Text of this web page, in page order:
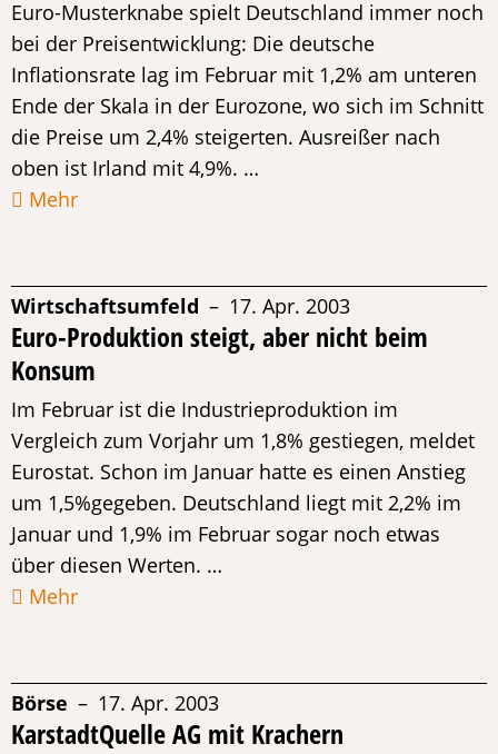
Euro-Musterknabe spielt Deutschland immer noch
bei der Preisentwicklung: Die deutsche
Inflationsrate lag im Februar mit 1,2% am unteren
Ende der Skala in der Eurozone, wo sich im Schnitt
die Preise um 2,4% steigerten. Ausreißer nach
oben ist Irland mit 4,9%. …
Mehr
Wirtschaftsumfeld – 17. Apr. 2003
Euro-Produktion steigt, aber nicht beim
Konsum
Im Februar ist die Industrieproduktion im
Vergleich zum Vorjahr um 1,8% gestiegen, meldet
Eurostat. Schon im Januar hatte es einen Anstieg
um 1,5%gegeben. Deutschland liegt mit 2,2% im
Januar und 1,9% im Februar sogar noch etwas
über diesen Werten. …
Mehr
Börse – 17. Apr. 2003
KarstadtQuelle AG mit Krachern